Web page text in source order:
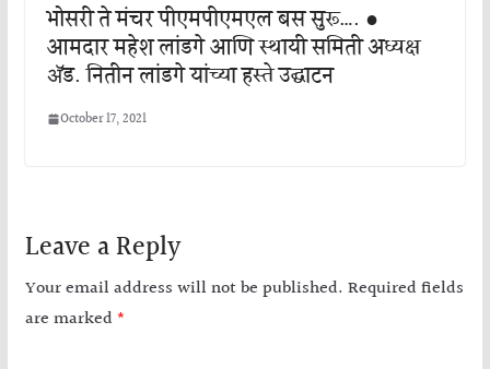
भोसरी ते मंचर पीएमपीएमएल बस सुरू…. ●
आमदार महेश लांडगे आणि स्थायी समिती अध्यक्ष
ॲड. नितीन लांडगे यांच्या हस्ते उद्घाटन
October 17, 2021
Leave a Reply
Your email address will not be published. Required fields
are marked *